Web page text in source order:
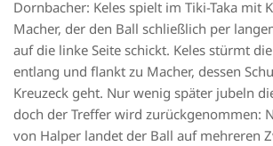
Dornbacher: Keles spielt im Tiki-Taka mit
Macher, der den Ball schließlich per
auf die linke Seite schickt. Keles stürmt
entlang und flankt zu Macher, dessen
Kreuzeck geht. Nur wenig später jubeln
doch der Treffer wird zurückgenommen:
von Halper landet der Ball auf mehreren